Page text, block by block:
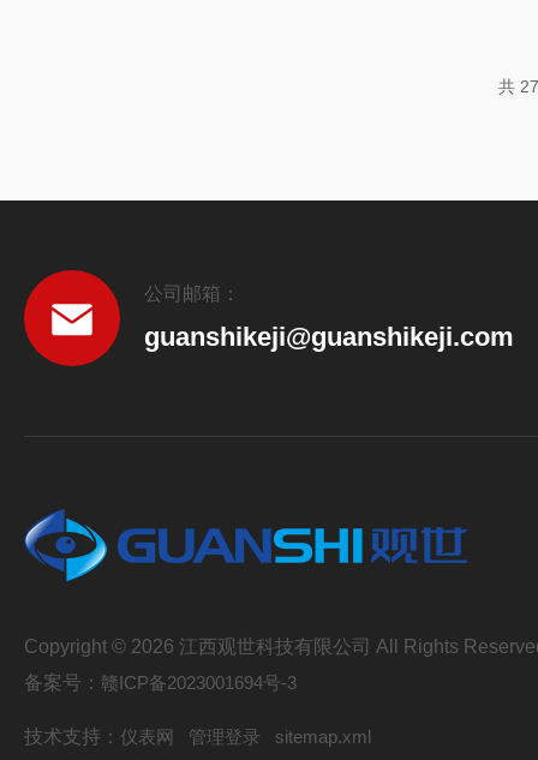
共
公司邮箱：
guanshikeji@guanshikeji.com
Copyright © 2026 江西观世科技有限公司 All Rights
备案号： 赣ICP备2023001694号-3
技术支持： 仪表网 管理登录 sitemap.xml